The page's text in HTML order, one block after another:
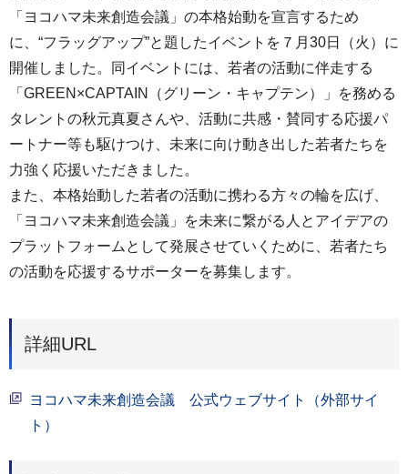
「ヨコハマ未来創造会議」の本格始動を宣言するため
に、“フラッグアップ”と題したイベントを７月30日（火）に
開催しました。同イベントには、若者の活動に伴走する
「GREEN×CAPTAIN（グリーン・キャプテン）」を務める
タレントの秋元真夏さんや、活動に共感・賛同する応援パ
ートナー等も駆けつけ、未来に向け動き出した若者たちを
力強く応援いただきました。
また、本格始動した若者の活動に携わる方々の輪を広げ、
「ヨコハマ未来創造会議」を未来に繋がる人とアイデアの
プラットフォームとして発展させていくために、若者たち
の活動を応援するサポーターを募集します。
詳細URL
ヨコハマ未来創造会議 公式ウェブサイト（外部サイ
ト）